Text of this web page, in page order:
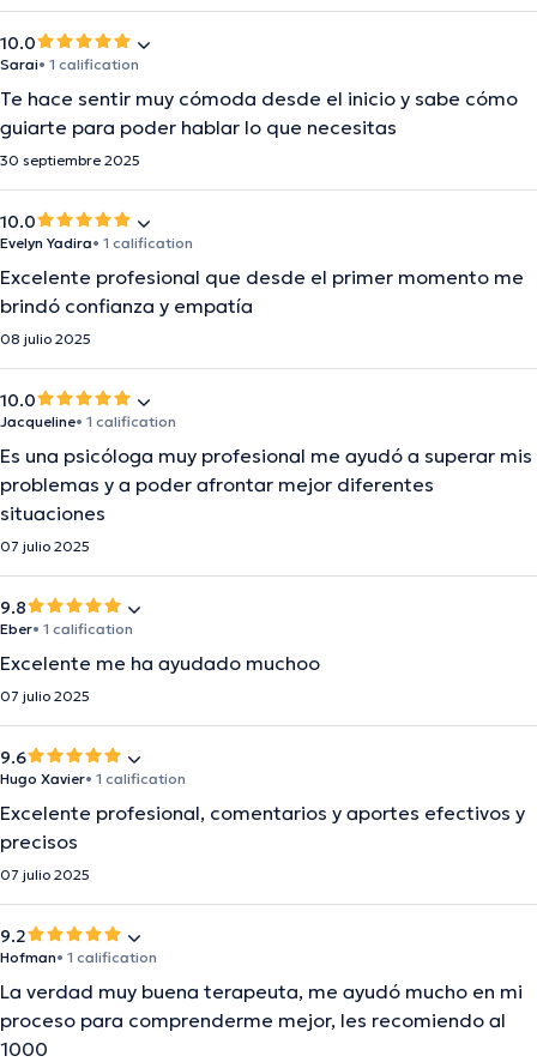
10.0
Sarai• 1 calification
Te hace sentir muy cómoda desde el inicio y sabe cómo
guiarte para poder hablar lo que necesitas
30 septiembre 2025
10.0
Evelyn Yadira• 1 calification
Excelente profesional que desde el primer momento me
brindó confianza y empatía
08 julio 2025
10.0
Jacqueline• 1 calification
Es una psicóloga muy profesional me ayudó a superar mis
problemas y a poder afrontar mejor diferentes
situaciones
07 julio 2025
9.8
Eber• 1 calification
Excelente me ha ayudado muchoo
07 julio 2025
9.6
Hugo Xavier• 1 calification
Excelente profesional, comentarios y aportes efectivos y
precisos
07 julio 2025
9.2
Hofman• 1 calification
La verdad muy buena terapeuta, me ayudó mucho en mi
proceso para comprenderme mejor, les recomiendo al
1000